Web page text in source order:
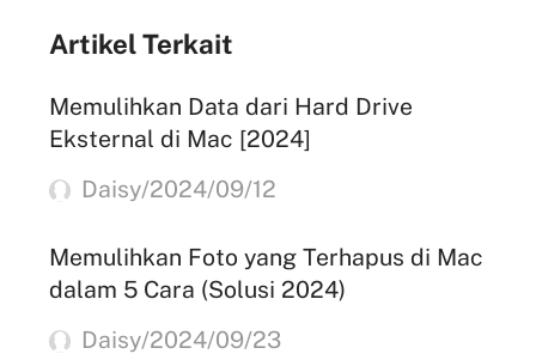
Artikel Terkait
Memulihkan Data dari Hard Drive
Eksternal di Mac [2024]
Daisy/2024/09/12
Memulihkan Foto yang Terhapus di Mac
dalam 5 Cara (Solusi 2024)
Daisy/2024/09/23